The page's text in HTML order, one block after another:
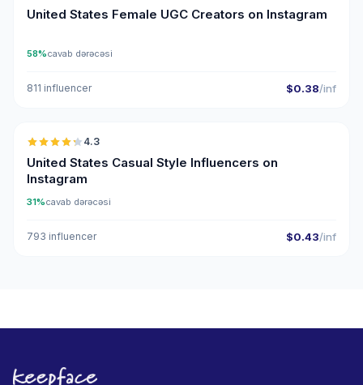
United States Female UGC Creators on Instagram
58%cavab dərəcəsi
811 influencer $0.38/inf
🇺🇸
4.3
United States Casual Style Influencers on
Instagram
31%cavab dərəcəsi
793 influencer $0.43/inf